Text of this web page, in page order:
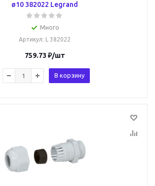
ø10 382022 Legrand
Много
Артикул: L 382022
759.73 ₽/шт
В корзину